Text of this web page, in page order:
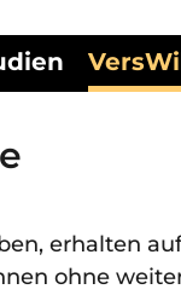
erhalten
ohne